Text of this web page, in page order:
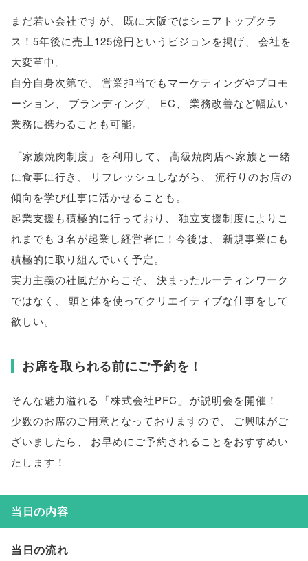
まだ若い会社ですが
既に大阪ではシェアトップクラ
ス！5年後に売上125億円というビジョンを掲げ
会社を
大変革中 。
自分自身次第で
営業担当でもマーケティングやプロモ
ーション
ブランディング EC
業務改善など幅広い
業務に携わることも可能。
「家族焼肉制度 」 を利用して
高級焼肉店へ家族と一緒
に食事に行き
リフレッシュしながら
流行りのお店の
傾向を学び仕事に活かせることも 。
起業支援も積極的に行っており
独立支援制度によりこ
れまでも３名が起業し経営者に！今後は
新規事業にも
積極的に取り組んでいく予定。
実力主義の社風だからこそ
決まったルーティンワーク
ではなく
頭と体を使ってクリエイティブな仕事をして
欲しい。
お席を取られる前にご予約を！
そんな魅力溢れる 「株式会社PFC 」
が説明会を開催！
少数のお席のご用意となっておりますので、
ご興味がご
ざいましたら 、
お早めにご予約されることをおすすめい
たします！
当日の内容
当日の流れ